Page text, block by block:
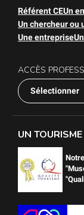
Référent CEUn
Un chercheur ou
Une entreprise
ACCÈS
Sélectionner
UN